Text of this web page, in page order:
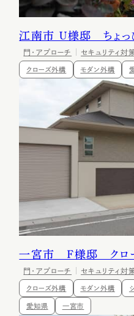
江南市 Ｕ様邸 ちょっ
門・アプローチ セキュリティ対
クローズ外構 モダン外構
一宮市 Ｆ様邸 クロ
門・アプローチ セキュリティ対
クローズ外構 モダン外構
愛知県 一宮市